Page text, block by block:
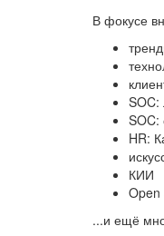
В фокусе
SOC:
HR:
КИИ
Open
...и ещё